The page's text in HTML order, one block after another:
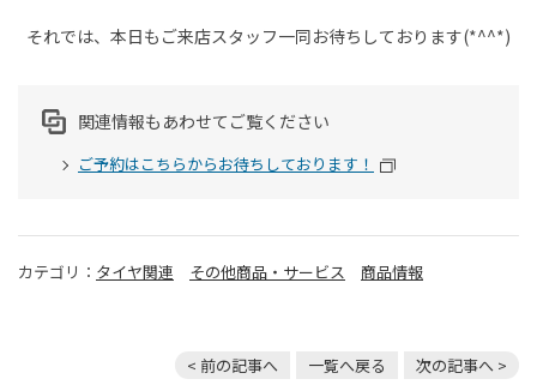
それでは、本日もご来店スタッフ一同お待ちしております(*^^*)
関連情報もあわせてご覧ください
ご予約はこちらからお待ちしております！
カテゴリ： タイヤ関連 その他商品・サービス 商品情報
< 前の記事へ 一覧へ戻る 次の記事へ >